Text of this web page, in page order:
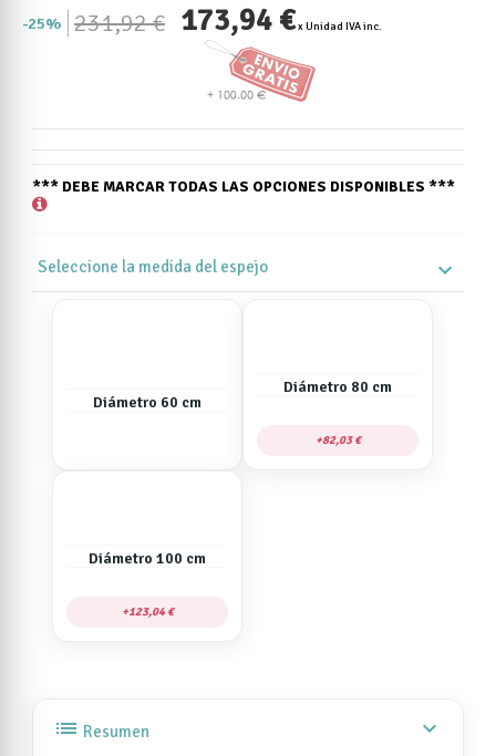
25% 231,92 € 173,94 €x Unidad IVA inc.
*** DEBE MARCAR TODAS LAS OPCIONES DISPONIBLES ***
Seleccione la medida del espejo expand_more
Diámetro 60 cm
Diámetro 80 cm
82,03 €
Diámetro 100 cm
123,04 €
list Resumen expand_more